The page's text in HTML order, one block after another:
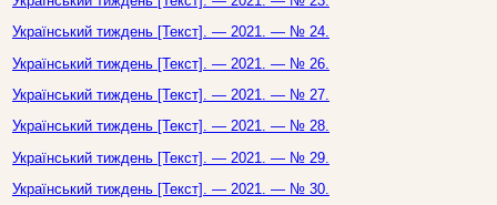
Український тиждень [Текст]. — 2021. — № 24.
Український тиждень [Текст]. — 2021. — № 26.
Український тиждень [Текст]. — 2021. — № 27.
Український тиждень [Текст]. — 2021. — № 28.
Український тиждень [Текст]. — 2021. — № 29.
Український тиждень [Текст]. — 2021. — № 30.